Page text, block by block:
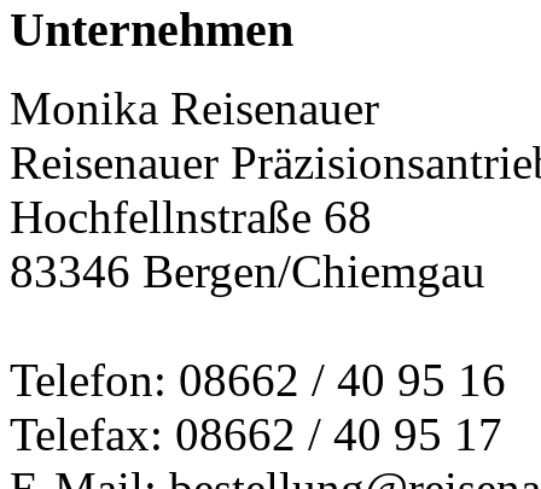
Unternehmen
Monika Reisenauer
Reisenauer
Hochfellnstraße 68
83346 Bergen/Chiemgau
Telefon: 08662 / 40 95 16
Telefax: 08662 / 40 95 17